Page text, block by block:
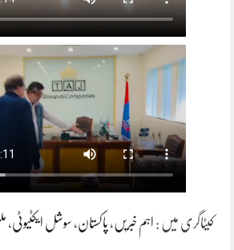
کیٹاگری میں : اہم خبریں ، پاکستان، سوشل ایکٹیوٹی،